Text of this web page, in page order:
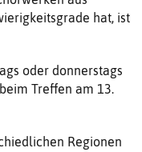
hat, ist
oder donnerstags
Treffen am 13.
Regionen